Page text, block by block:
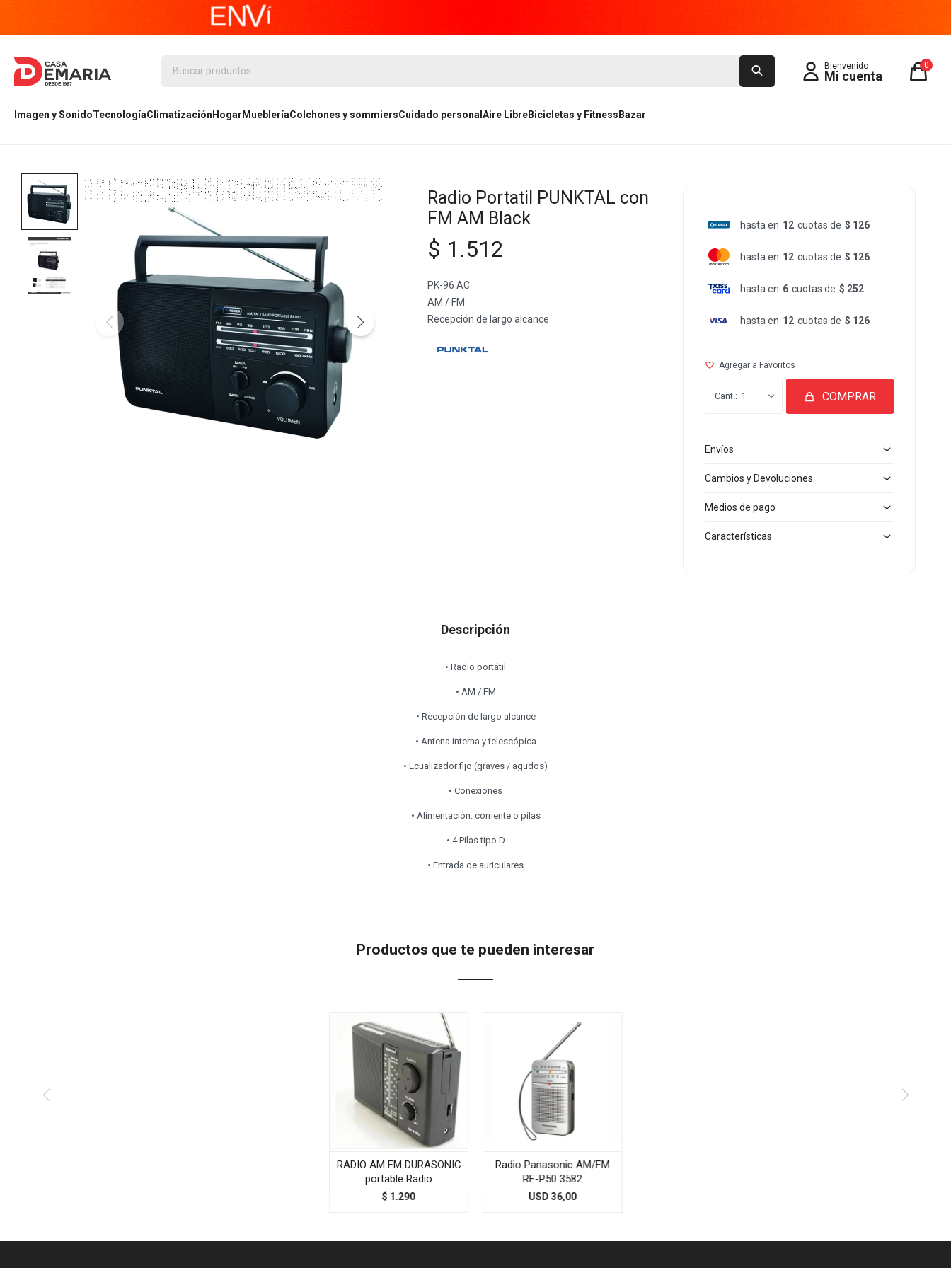
Imagen y SonidoTecnologíaClimatización Hogar MuebleríaColchones y sommiersCuidado personal Aire LibreBicicletas y Fitness Bazar
0
Radio Portatil PUNKTAL con
FM AM Black
$ 1.512
PK-96 AC
AM / FM
Recepción de largo alcance
hasta en 12 cuotas de $ 126
hasta en 12 cuotas de $ 126
hasta en 6 cuotas de $ 252
hasta en 12 cuotas de $ 126
1 COMPRAR
Envíos
Cambios y Devoluciones
Medios de pago
Características
Descripción
• Radio portátil
• AM / FM
• Recepción de largo alcance
• Antena interna y telescópica
• Ecualizador fijo (graves / agudos)
• Conexiones
• Alimentación: corriente o pilas
• 4 Pilas tipo D
• Entrada de auriculares
Productos que te pueden interesar
RADIO AM FM DURASONIC
portable Radio
$ 1.290
Radio Panasonic AM/FM
RF-P50 3582
USD 36,00